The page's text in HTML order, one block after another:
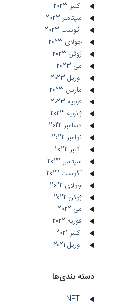
اکتبر 2023
سپتامبر 2023
آگوست 2023
جولای 2023
ژوئن 2023
می 2023
آوریل 2023
مارس 2023
فوریه 2023
ژانویه 2023
دسامبر 2022
نوامبر 2022
اکتبر 2022
سپتامبر 2022
آگوست 2022
جولای 2022
ژوئن 2022
می 2022
فوریه 2022
اکتبر 2021
آوریل 2021
دسته بندی‌ها
NFT